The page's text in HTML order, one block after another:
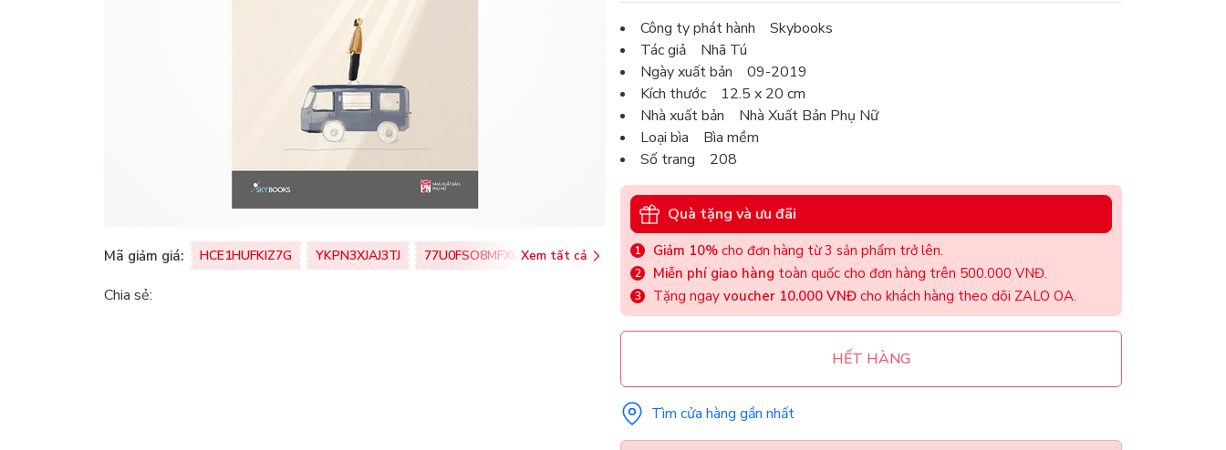
Mã giảm giá: HCE1HUFKIZ7G YKPN3XJAJ3TJ 77U0FSO8MFXU Xem tất cả
Chia sẻ:
Công ty phát hành Skybooks
Tác giả Nhã Tú
Ngày xuất bản 09-2019
Kích thước 12.5 x 20 cm
Nhà xuất bản Nhà Xuất Bản Phụ Nữ
Loại bìa Bìa mềm
Số trang 208
Quà tặng và ưu đãi
Giảm 10% cho đơn hàng từ 3 sản phẩm trở lên.
Miễn phí giao hàng toàn quốc cho đơn hàng trên 500.000 VNĐ.
Tặng ngay voucher 10.000 VNĐ cho khách hàng theo dõi ZALO OA.
HẾT HÀNG
Tìm cửa hàng gần nhất